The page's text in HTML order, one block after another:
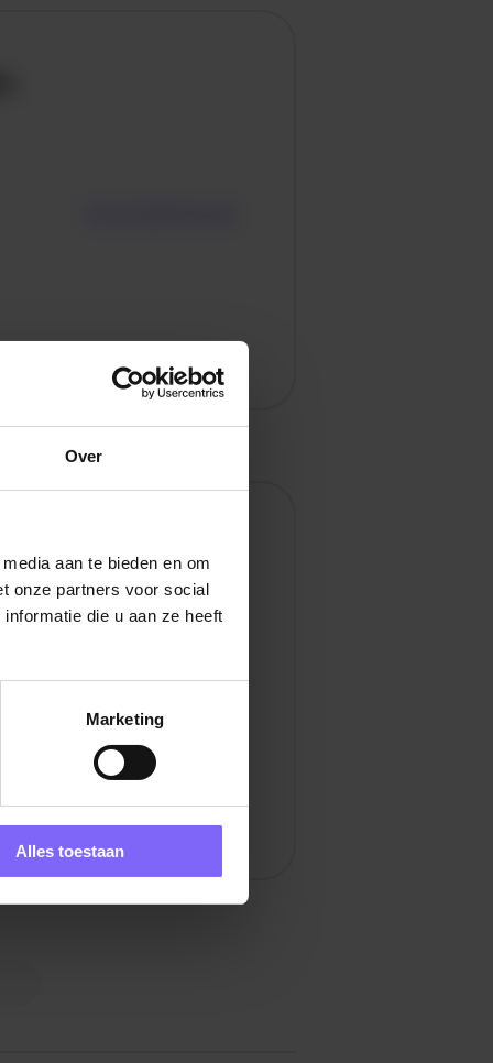
Over
aan te bieden en om
onze partners voor social
die u aan ze heeft
Marketing
Alles toestaan